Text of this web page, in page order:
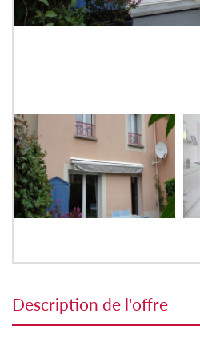
description de l'offre